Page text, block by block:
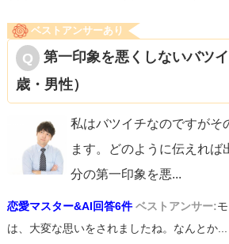
ベストアンサーあり
第一印象を悪くしないバツ
歳・男性）
私はバツイチなのですがそ
ます。どのように伝えれば
分の第一印象を悪...
恋愛マスター&AI回答6件 ベストアンサー:
は、大変な思いをされましたね。なんとか...